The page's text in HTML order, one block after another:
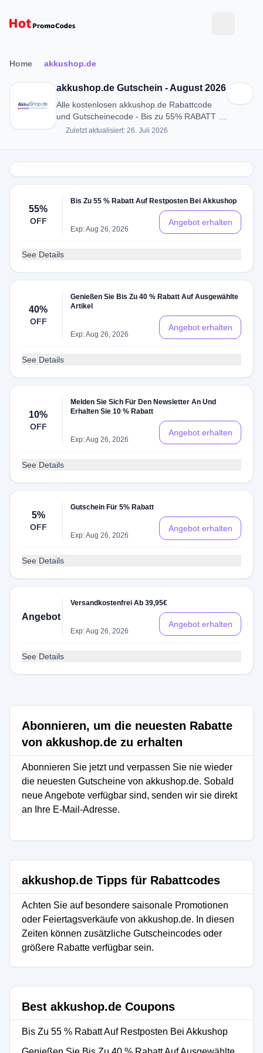
Home akkushop.de
akkushop.de Gutschein - August 2026
Alle kostenlosen akkushop.de Rabattcode
und Gutscheinecode - Bis zu 55% RABATT in
August 2026
Zuletzt aktualisiert: 26. Juli 2026
55%
OFF
Bis Zu 55 % Rabatt Auf Restposten Bei Akkushop
Exp: Aug 26, 2026
Angebot erhalten
See Details
40%
OFF
Genießen Sie Bis Zu 40 % Rabatt Auf Ausgewählte
Artikel
Exp: Aug 26, 2026
Angebot erhalten
See Details
10%
OFF
Melden Sie Sich Für Den Newsletter An Und
Erhalten Sie 10 % Rabatt
Exp: Aug 26, 2026
Angebot erhalten
See Details
5%
OFF
Gutschein Für 5% Rabatt
Exp: Aug 26, 2026
Angebot erhalten
See Details
Angebot
Versandkostenfrei Ab 39,95€
Exp: Aug 26, 2026
Angebot erhalten
See Details
Abonnieren, um die neuesten Rabatte
von akkushop.de zu erhalten
Abonnieren Sie jetzt und verpassen Sie nie wieder
die neuesten Gutscheine von akkushop.de. Sobald
neue Angebote verfügbar sind, senden wir sie direkt
an Ihre E-Mail-Adresse.
akkushop.de Tipps für Rabattcodes
Achten Sie auf besondere saisonale Promotionen
oder Feiertagsverkäufe von akkushop.de. In diesen
Zeiten können zusätzliche Gutscheincodes oder
größere Rabatte verfügbar sein.
Best akkushop.de Coupons
Bis Zu 55 % Rabatt Auf Restposten Bei Akkushop